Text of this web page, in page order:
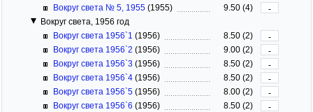
Вокруг света № 5, 1955 (1955) 9.50 (4)
-
Вокруг света, 1956 год
Вокруг света 1956`1 (1956) 8.50 (2)
-
Вокруг света 1956`2 (1956) 9.00 (2)
-
Вокруг света 1956`3 (1956) 8.50 (2)
-
Вокруг света 1956`4 (1956) 8.50 (2)
-
Вокруг света 1956`5 (1956) 8.00 (2)
-
Вокруг света 1956`6 (1956) 8.50 (2)
-